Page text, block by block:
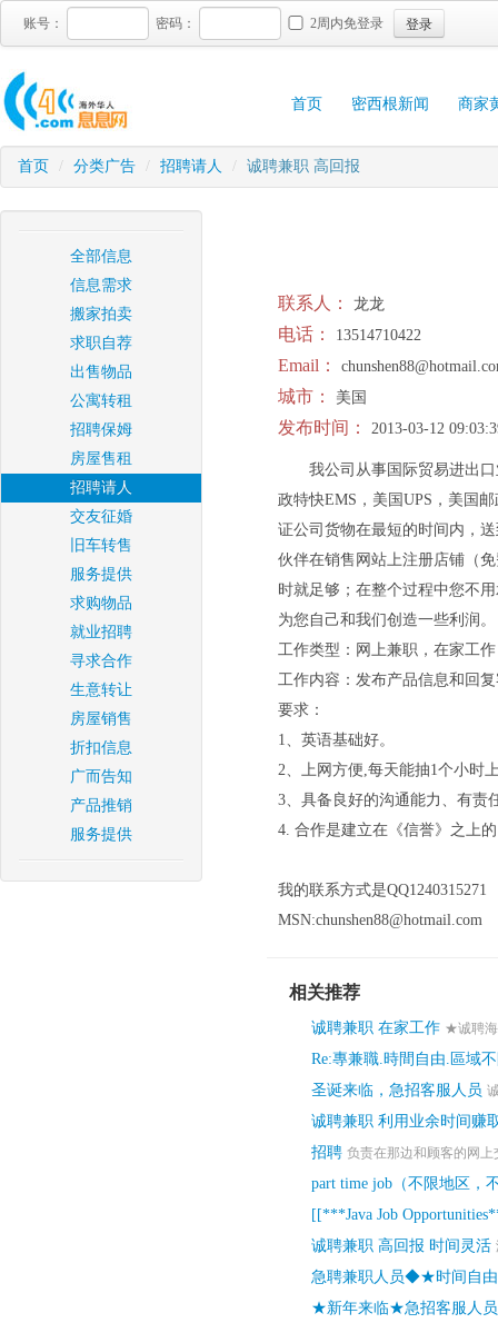
账号： 密码： 2周内免登录 登录
首页 密西根新闻 商家
首页 / 分类广告 / 招聘请人 / 诚聘兼职 高回报
全部信息
信息需求
搬家拍卖
求职自荐
出售物品
公寓转租
招聘保姆
房屋售租
招聘请人
交友征婚
旧车转售
服务提供
求购物品
就业招聘
寻求合作
生意转让
房屋销售
折扣信息
广而告知
产品推销
服务提供
联系人： 龙龙
电话： 13514710422
Email：
城市： 美国
发布时间： 2013-03-12
我公司从事国际贸易进出
政特快EMS，美国UPS，美国
证公司货物在最短的时间内，
伙伴在销售网站上注册店铺（
时就足够；在整个过程中您不
为您自己和我们创造一些利润。
工作类型：网上兼职，在家工
工作内容：发布产品信息和回
要求：
1、英语基础好。
2、上网方便,每天能抽1个小时
3、具备良好的沟通能力、有责
4. 合作是建立在《信誉》之上的
我的联系方式是QQ1240315271
MSN:chunshen88@hotmail.com
相关推荐
诚聘兼职 在家工作 ★诚聘
Re:專兼職.時間自由.區域
圣诞来临，急招客服人员
诚聘兼职 利用业余时间赚
招聘 负责在那边和顾客的网
part time job（不限地区，
[[***Java Job
诚聘兼职 高回报 时间灵活
急聘兼职人员◆★时间自
★新年来临★急招客服人